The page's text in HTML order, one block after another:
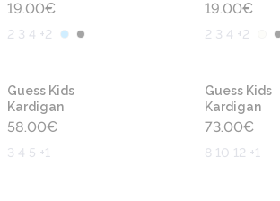
19.00€
2 3 4 +2
19.00€
2 3 4 +2
Guess Kids
Kardigan
58.00€
3 4 5 +1
Guess Kids
Kardigan
73.00€
8 10 12 +1